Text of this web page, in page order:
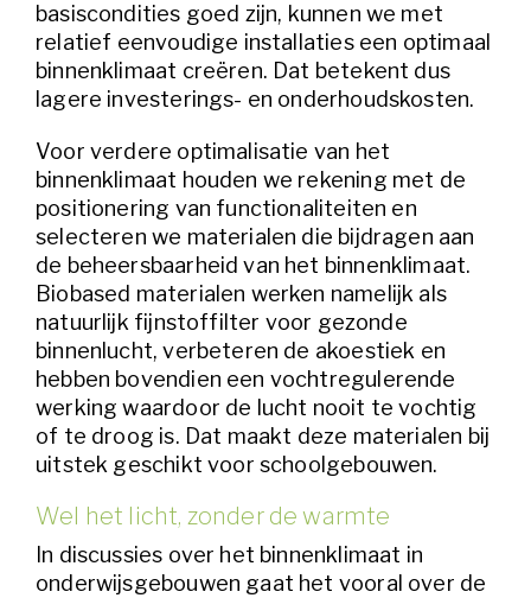
basiscondities goed zijn, kunnen we met
relatief eenvoudige installaties een optimaal
binnenklimaat creëren. Dat betekent dus
lagere investerings- en onderhoudskosten.
Voor verdere optimalisatie van het
binnenklimaat houden we rekening met de
positionering van functionaliteiten en
selecteren we materialen die bijdragen aan
de beheersbaarheid van het binnenklimaat.
Biobased materialen werken namelijk als
natuurlijk fijnstoffilter voor gezonde
binnenlucht, verbeteren de akoestiek en
hebben bovendien een vochtregulerende
werking waardoor de lucht nooit te vochtig
of te droog is. Dat maakt deze materialen bij
uitstek geschikt voor schoolgebouwen.
Wel het licht, zonder de warmte
In discussies over het binnenklimaat in
onderwijsgebouwen gaat het vooral over de